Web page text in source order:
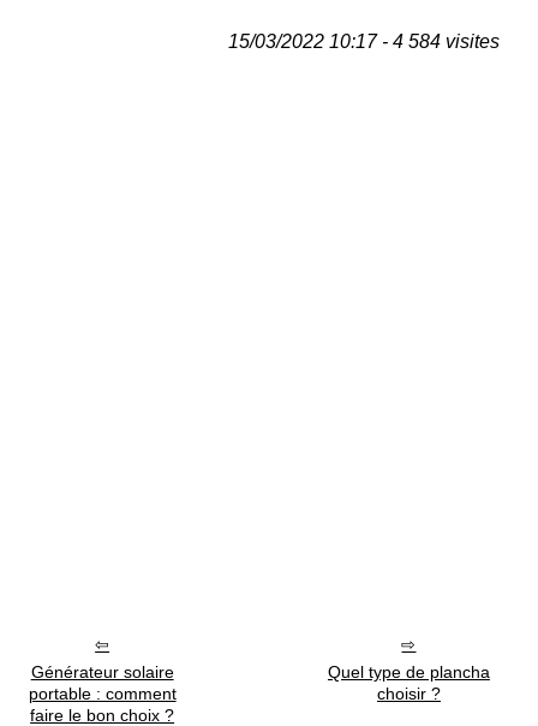
15/03/2022 10:17 - 4 584 visites
Générateur solaire
portable : comment
faire le bon choix ?
Quel type de plancha
choisir ?